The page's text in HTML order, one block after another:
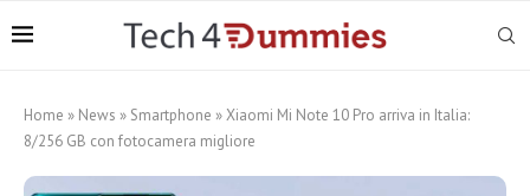
Home » News » Smartphone »Xiaomi Mi Note 10 Pro arriva in Italia:
8/256 GB con fotocamera migliore